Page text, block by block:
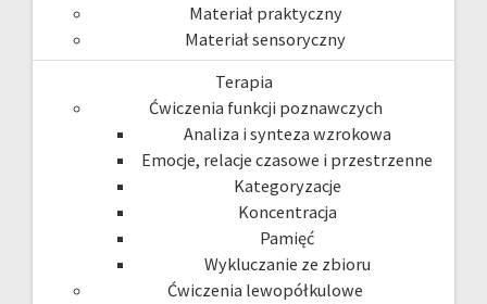
Materiał praktyczny
Materiał sensoryczny
Terapia
Ćwiczenia funkcji poznawczych
Analiza i synteza wzrokowa
Emocje, relacje czasowe i przestrzenne
Kategoryzacje
Koncentracja
Pamięć
Wykluczanie ze zbioru
Ćwiczenia lewopółkulowe